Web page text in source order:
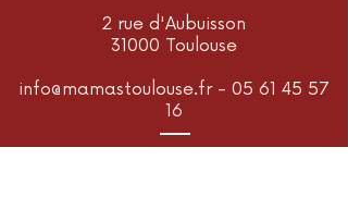
2 rue d'Aubuisson
31000 Toulouse
info@mamastoulouse.fr- 05 61 45 57
16